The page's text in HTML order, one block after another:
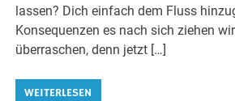
lassen? Dich einfach dem Fluss
Konsequenzen es nach sich ziehen
überraschen, denn jetzt […]
WEITERLESEN